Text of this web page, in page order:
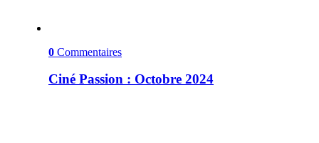
0 Commentaires
Ciné Passion : Octobre 2024